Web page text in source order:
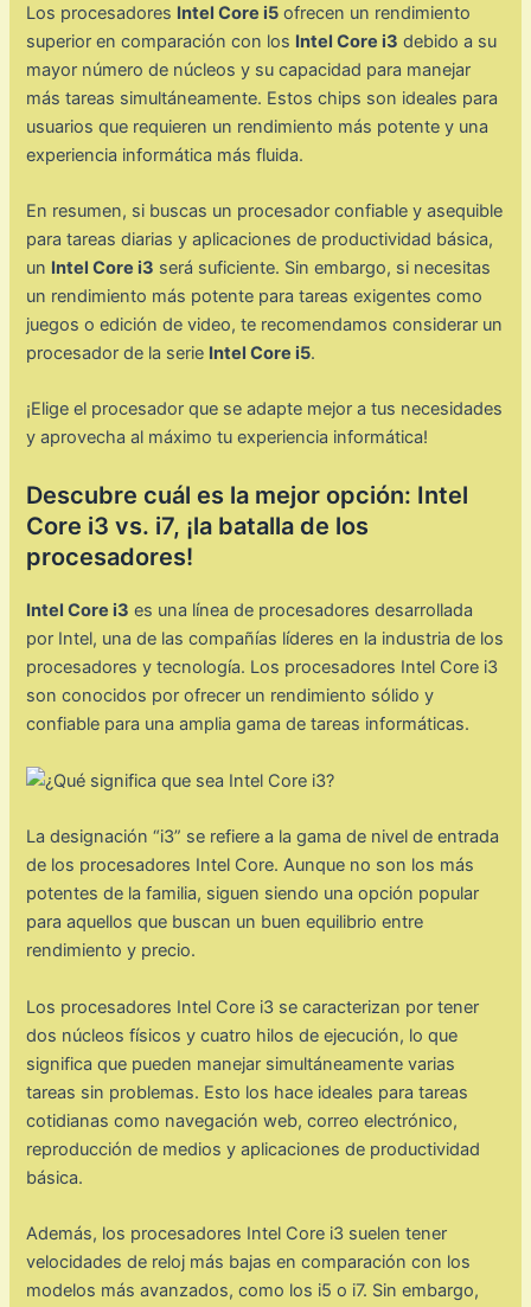
Los procesadores Intel Core i5 ofrecen un rendimiento
superior en comparación con los Intel Core i3 debido a su
mayor número de núcleos y su capacidad para manejar
más tareas simultáneamente. Estos chips son ideales para
usuarios que requieren un rendimiento más potente y una
experiencia informática más fluida.
En resumen, si buscas un procesador confiable y asequible
para tareas diarias y aplicaciones de productividad básica,
un Intel Core i3 será suficiente. Sin embargo, si necesitas
un rendimiento más potente para tareas exigentes como
juegos o edición de video, te recomendamos considerar un
procesador de la serie Intel Core i5.
¡Elige el procesador que se adapte mejor a tus necesidades
y aprovecha al máximo tu experiencia informática!
Descubre cuál es la mejor opción: Intel
Core i3 vs. i7, ¡la batalla de los
procesadores!
Intel Core i3 es una línea de procesadores desarrollada
por Intel, una de las compañías líderes en la industria de los
procesadores y tecnología. Los procesadores Intel Core i3
son conocidos por ofrecer un rendimiento sólido y
confiable para una amplia gama de tareas informáticas.
La designación “i3” se refiere a la gama de nivel de entrada
de los procesadores Intel Core. Aunque no son los más
potentes de la familia, siguen siendo una opción popular
para aquellos que buscan un buen equilibrio entre
rendimiento y precio.
Los procesadores Intel Core i3 se caracterizan por tener
dos núcleos físicos y cuatro hilos de ejecución, lo que
significa que pueden manejar simultáneamente varias
tareas sin problemas. Esto los hace ideales para tareas
cotidianas como navegación web, correo electrónico,
reproducción de medios y aplicaciones de productividad
básica.
Además, los procesadores Intel Core i3 suelen tener
velocidades de reloj más bajas en comparación con los
modelos más avanzados, como los i5 o i7. Sin embargo,